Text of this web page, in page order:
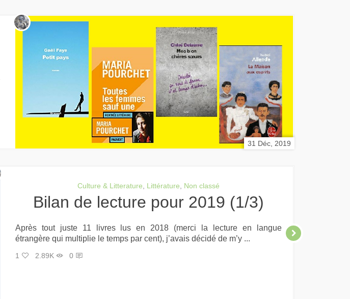
31 Déc, 2019
Culture & Litterature Littérature Non classé
Bilan de lecture pour 2019 (1/3)
Après tout juste 11 livres lus en 2018 (merci la lecture en langue
étrangère qui multiplie le temps par cent), j’avais décidé de m’y ...
1 2.89K 0